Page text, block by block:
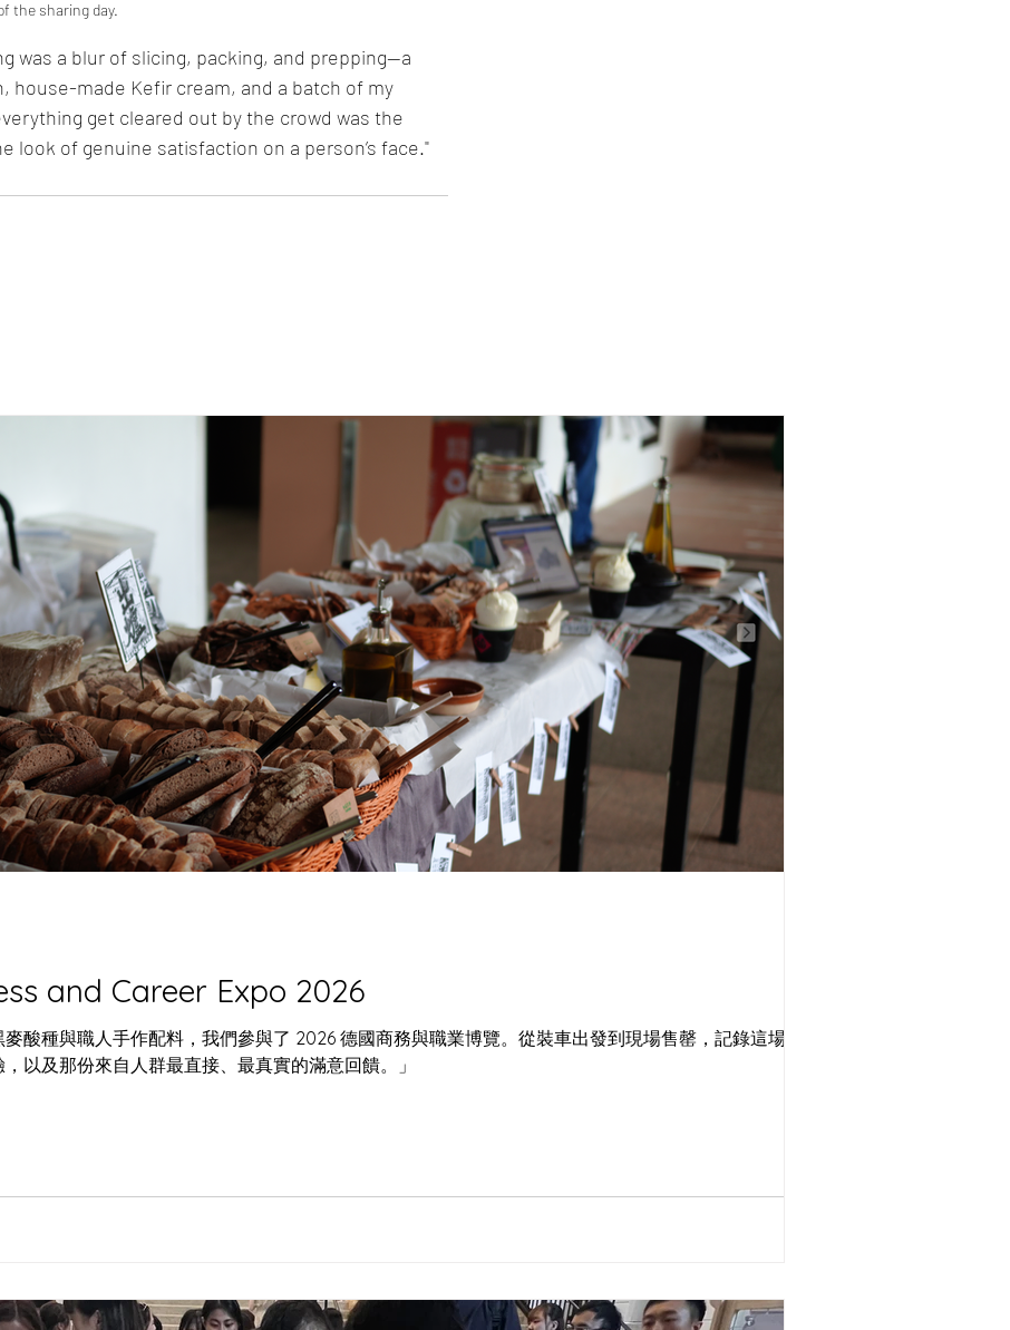
the sharing day.
was a blur of slicing, packing, and prepping—a
house-made Kefir cream, and a batch of my
get cleared out by the crowd was the
look of genuine satisfaction on a person’s face."
來 : 哨牙 &
哨牙刀嘅人間煙火：酵母同社
區嘅連繫
and Career Expo 2026
麥酸種與職人手作配料，我們參與了 2026 德國商務與職業博覽。從裝車出發到現場售罄，記錄這場將酸
以及那份來自人群最直接、最真實的滿意回饋。」